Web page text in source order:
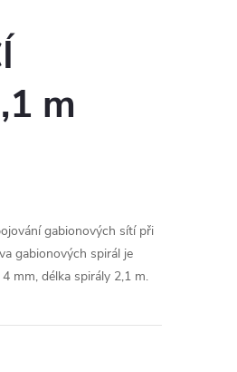
m
gabionových sítí při
gabionových spirál je
mm, délka spirály 2,1 m.